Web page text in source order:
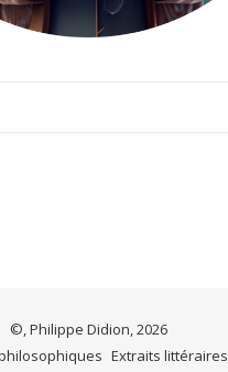
©, Philippe Didion, 2026
Extraits littéraires